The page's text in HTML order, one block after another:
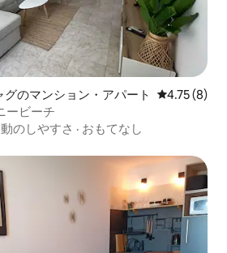
のマンション・アパート レビュー8
4.75 (8)
ービーチ
のしやすさ · おもてなし